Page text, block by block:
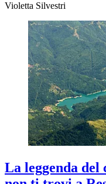
Violetta Silvestri
La leggenda del